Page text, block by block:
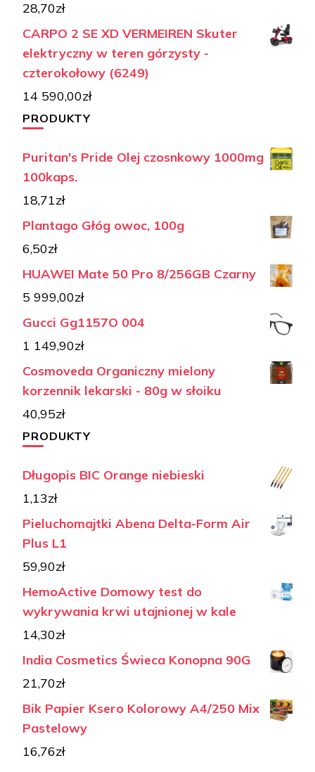
28,70zł
CARPO 2 SE XD VERMEIREN Skuter
elektryczny w teren górzysty -
czterokołowy (6249)
14 590,00zł
PRODUKTY
Puritan's Pride Olej czosnkowy 1000mg
100kaps.
18,71zł
Plantago Głóg owoc, 100g
6,50zł
HUAWEI Mate 50 Pro 8/256GB Czarny
5 999,00zł
Gucci Gg1157O 004
1 149,90zł
Cosmoveda Organiczny mielony
korzennik lekarski - 80g w słoiku
40,95zł
PRODUKTY
Długopis BIC Orange niebieski
1,13zł
Pieluchomajtki Abena Delta-Form Air
Plus L1
59,90zł
HemoActive Domowy test do
wykrywania krwi utajnionej w kale
14,30zł
India Cosmetics Świeca Konopna 90G
21,70zł
Bik Papier Ksero Kolorowy A4/250 Mix
Pastelowy
16,76zł